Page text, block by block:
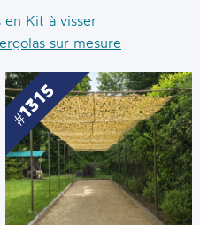
en Kit à visser
sur mesure
1315